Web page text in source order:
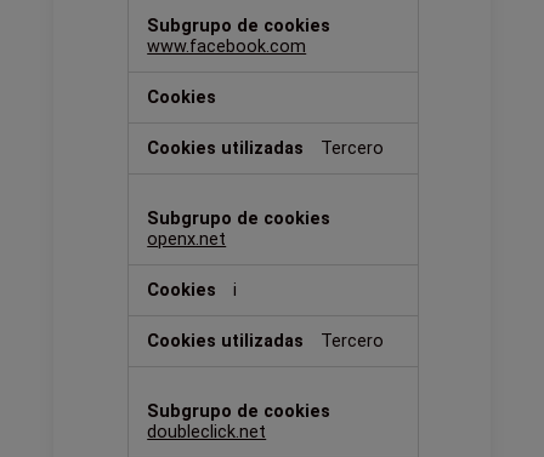
www.facebook.com
Tercero
openx.net
i
Tercero
doubleclick.net